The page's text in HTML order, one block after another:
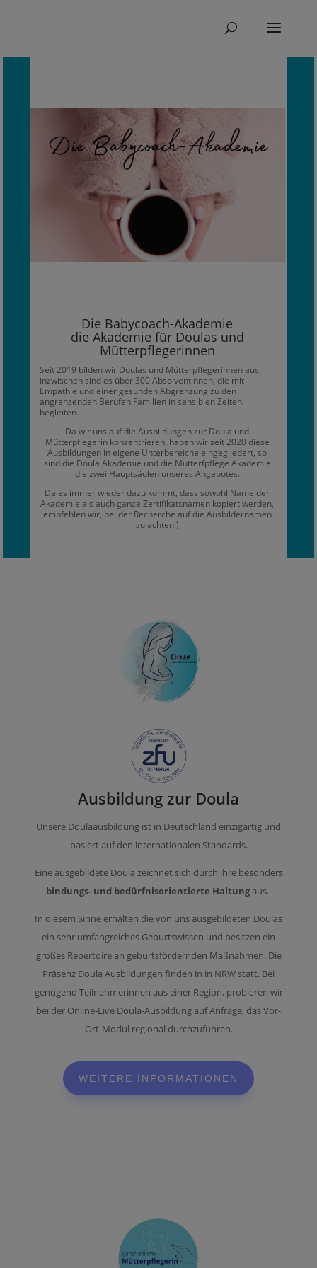
Die Babycoach-Akademie
die Akademie für Doulas und
Mütterpflegerinnen
Seit 2019 bilden wir Doulas und Mütterpflegerinnen aus,
inzwischen sind es über 300 Absolventinnen, die mit
Empathie und einer gesunden Abgrenzung zu den
angrenzenden Berufen Familien in sensiblen Zeiten
begleiten.
Da wir uns auf die Ausbildungen zur Doula und
Mütterpflegerin konzentrieren, haben wir seit 2020 diese
Ausbildungen in eigene Unterbereiche eingegliedert, so
sind die Doula Akademie und die Mütterfpflege Akademie
die zwei Hauptsäulen unseres Angebotes.
Da es immer wieder dazu kommt, dass sowohl Name der
Akademie als auch ganze Zertifikatsnamen kopiert werden,
empfehlen wir, bei der Recherche auf die Ausbildernamen
zu achten:)
Ausbildung zur Doula
Unsere Doulaausbildung ist in Deutschland einzigartig und
basiert auf den internationalen Standards.
Eine ausgebildete Doula zeichnet sich durch ihre besonders
bindungs- und bedürfnisorientierte Haltungaus.
In diesem Sinne erhalten die von uns ausgebildeten Doulas
ein sehr umfangreiches Geburtswissen und besitzen ein
großes Repertoire an geburtsfördernden Maßnahmen.Die
Präsenz Doula Ausbildungen finden in in NRW statt. Bei
genügend Teilnehmerinnen aus einer Region, probieren wir
bei der Online-Live Doula-Ausbildung auf Anfrage, das Vor-
Ort-Modul regional durchzuführen.
WEITERE INFORMATIONEN